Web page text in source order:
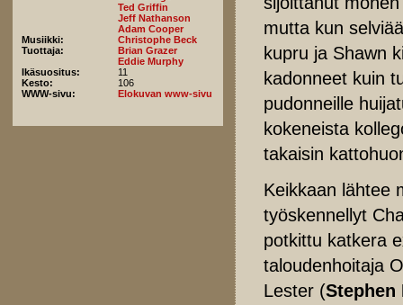
Ted Griffin
Jeff Nathanson
Adam Cooper
Musiikki:
Christophe Beck
Tuottaja:
Brian Grazer
Eddie Murphy
Ikäsuositus:
11
Kesto:
106
WWW-sivu:
Elokuvan www-sivu
mutta kun
kupru ja Shawn
kadonneet kuin
pudonneille
kokeneista
takaisin
Keikkaan lähtee
työskennellyt
potkittu katkera
taloudenhoitaja
Lester (Stephen